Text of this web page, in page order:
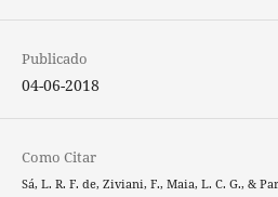
Publicado
04-06-2018
Como Citar
Sá, L. R. F. de, Ziviani, F., Maia, L. C. G., &